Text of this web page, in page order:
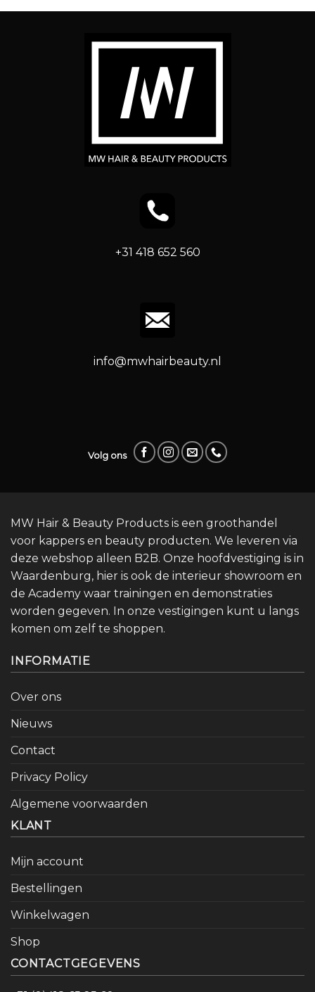
+31 418 652 560
info@mwhairbeauty.nl
Volg ons
MW Hair & Beauty Products is een groothandel
voor kappers en beauty producten. We leveren via
deze webshop alleen B2B. Onze hoofdvestiging is in
Waardenburg, hier is ook de interieur showroom en
de Academy waar trainingen en demonstraties
worden gegeven. In onze vestigingen kunt u langs
komen om zelf te shoppen.
INFORMATIE
Over ons
Nieuws
Contact
Privacy Policy
Algemene voorwaarden
KLANT
Mijn account
Bestellingen
Winkelwagen
Shop
CONTACTGEGEVENS